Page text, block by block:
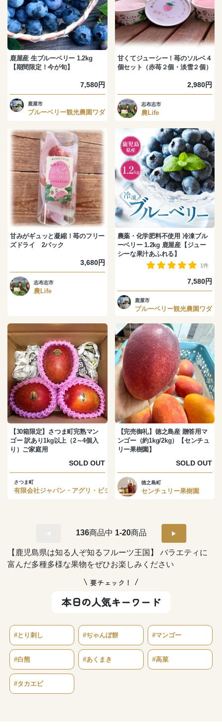
鹿屋産 生ブルーベリー 1.2kg
【期間限定！今が旬】
7,580円
鹿屋市
ブルーベリー観光農園ワダ
甘くてジューシー！苺のソルベ４
個セット（赤苺２個・淡雪２個）
2,980円
志布志市
農Life
甘みがギュッと凝縮！苺のフリー
ズドライ 2パック
3,680円
志布志市
農Life
農薬・化学肥料不使用 冷凍ブル
ーベリー 1.2kg 鹿屋産【ジュー
シーな果汁あふれる】
1件
7,580円
鹿屋市
ブルーベリー観光農園ワダ
【30箱限定】さつま町完熟マン
ゴー 訳あり1kg以上（2～4個入
り）ご家庭用
SOLD OUT
さつま町
有限会社ジャパン・アグリ・ビジネス
【完売御礼】徳之島産 贈答用マ
ンゴー（約1kg/2kg）【センチュ
リー果樹園】
SOLD OUT
徳之島町
センチュリー果樹園
136商品中 1-20商品
【鹿児島県は知る人ぞ知るフルーツ王国】 バラエティに
富んだ多種多様な果物をぜひお楽しみください
要チェック！
本日の人気キーワード
#とり刺し #ぢゃんぼ餅 #マンゴー
#白熊 #あくまき #高菜
#タカエビ